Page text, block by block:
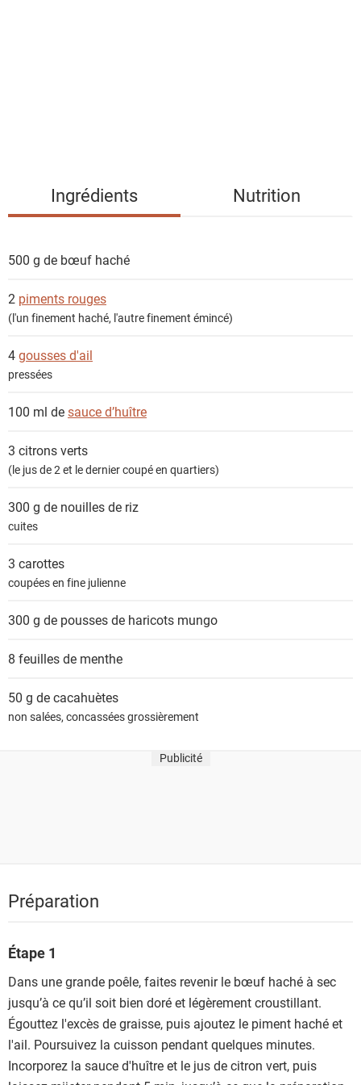
i
n
s
Ingrédients Nutrition
500 g de bœuf haché
2 piments rouges
(l'un finement haché, l'autre finement émincé)
4gousses d'ail
pressées
100 ml desauce d’huître
3 citrons verts
(le jus de 2 et le dernier coupé en quartiers)
300 g de nouilles de riz
cuites
3 carottes
coupées en fine julienne
300 g de pousses de haricots mungo
8 feuilles de menthe
50 g decacahuètes
non salées, concassées grossièrement
Publicité
Préparation
Étape 1
Dans une grande poêle, faites revenir le bœuf haché à sec
jusqu’à ce qu’il soit bien doré et légèrement croustillant.
Égouttez l'excès de graisse, puis ajoutez le piment haché et
l'ail. Poursuivez la cuisson pendant quelques minutes.
Incorporez la sauce d'huître et le jus de citron vert, puis